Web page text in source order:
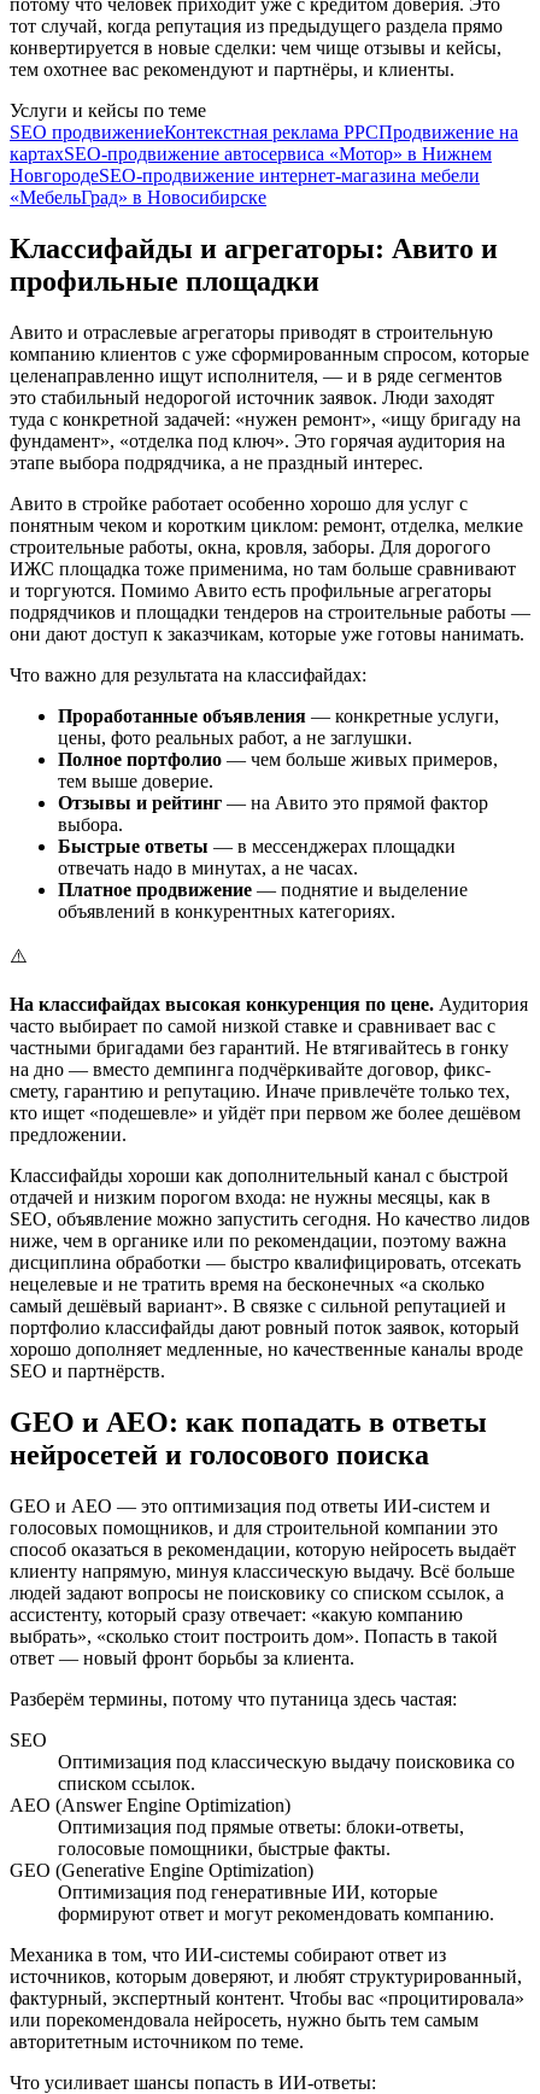
потому что человек приходит уже с кредитом доверия. Это
тот случай, когда репутация из предыдущего раздела прямо
конвертируется в новые сделки: чем чище отзывы и кейсы,
тем охотнее вас рекомендуют и партнёры, и клиенты.
Услуги и кейсы по теме
SEO продвижениеКонтекстная реклама PPCПродвижение на
картахSEO-продвижение автосервиса «Мотор» в Нижнем
НовгородеSEO-продвижение интернет-магазина мебели
«МебельГрад» в Новосибирске
Классифайды и агрегаторы: Авито и
профильные площадки
Авито и отраслевые агрегаторы приводят в строительную
компанию клиентов с уже сформированным спросом, которые
целенаправленно ищут исполнителя, — и в ряде сегментов
это стабильный недорогой источник заявок. Люди заходят
туда с конкретной задачей: «нужен ремонт», «ищу бригаду на
фундамент», «отделка под ключ». Это горячая аудитория на
этапе выбора подрядчика, а не праздный интерес.
Авито в стройке работает особенно хорошо для услуг с
понятным чеком и коротким циклом: ремонт, отделка, мелкие
строительные работы, окна, кровля, заборы. Для дорогого
ИЖС площадка тоже применима, но там больше сравнивают
и торгуются. Помимо Авито есть профильные агрегаторы
подрядчиков и площадки тендеров на строительные работы —
они дают доступ к заказчикам, которые уже готовы нанимать.
Что важно для результата на классифайдах:
Проработанные объявления — конкретные услуги,
цены, фото реальных работ, а не заглушки.
Полное портфолио — чем больше живых примеров,
тем выше доверие.
Отзывы и рейтинг — на Авито это прямой фактор
выбора.
Быстрые ответы — в мессенджерах площадки
отвечать надо в минутах, а не часах.
Платное продвижение — поднятие и выделение
объявлений в конкурентных категориях.
⚠️
На классифайдах высокая конкуренция по цене. Аудитория
часто выбирает по самой низкой ставке и сравнивает вас с
частными бригадами без гарантий. Не втягивайтесь в гонку
на дно — вместо демпинга подчёркивайте договор, фикс-
смету, гарантию и репутацию. Иначе привлечёте только тех,
кто ищет «подешевле» и уйдёт при первом же более дешёвом
предложении.
Классифайды хороши как дополнительный канал с быстрой
отдачей и низким порогом входа: не нужны месяцы, как в
SEO, объявление можно запустить сегодня. Но качество лидов
ниже, чем в органике или по рекомендации, поэтому важна
дисциплина обработки — быстро квалифицировать, отсекать
нецелевые и не тратить время на бесконечных «а сколько
самый дешёвый вариант». В связке с сильной репутацией и
портфолио классифайды дают ровный поток заявок, который
хорошо дополняет медленные, но качественные каналы вроде
SEO и партнёрств.
GEO и AEO: как попадать в ответы
нейросетей и голосового поиска
GEO и AEO — это оптимизация под ответы ИИ-систем и
голосовых помощников, и для строительной компании это
способ оказаться в рекомендации, которую нейросеть выдаёт
клиенту напрямую, минуя классическую выдачу. Всё больше
людей задают вопросы не поисковику со списком ссылок, а
ассистенту, который сразу отвечает: «какую компанию
выбрать», «сколько стоит построить дом». Попасть в такой
ответ — новый фронт борьбы за клиента.
Разберём термины, потому что путаница здесь частая:
SEO
Оптимизация под классическую выдачу поисковика со
списком ссылок.
AEO (Answer Engine Optimization)
Оптимизация под прямые ответы: блоки-ответы,
голосовые помощники, быстрые факты.
GEO (Generative Engine Optimization)
Оптимизация под генеративные ИИ, которые
формируют ответ и могут рекомендовать компанию.
Механика в том, что ИИ-системы собирают ответ из
источников, которым доверяют, и любят структурированный,
фактурный, экспертный контент. Чтобы вас «процитировала»
или порекомендовала нейросеть, нужно быть тем самым
авторитетным источником по теме.
Что усиливает шансы попасть в ИИ-ответы: